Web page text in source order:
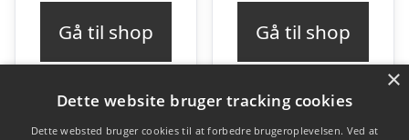
Gå til shop Gå til shop
×
Dette website bruger tracking cookies
Dette websted bruger cookies til at forbedre brugeroplevelsen. Ved at